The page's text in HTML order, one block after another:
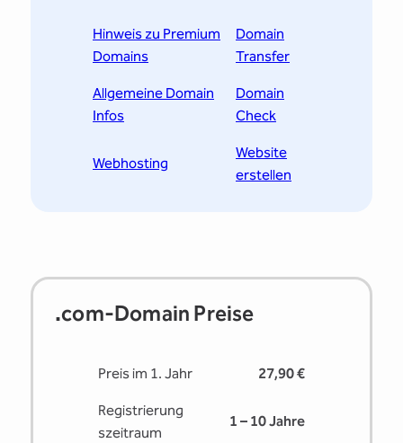
Hinweis zu Premium
Domains
Domain
Transfer
Allgemeine Domain
Infos
Domain
Check
Webhosting
Website
erstellen
.com-Domain Preise
Preis im 1. Jahr 27,90 €
Registrierung
s­zeitraum
1 – 10 Jahre